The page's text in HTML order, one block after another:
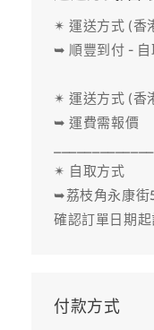
✴ 運送方式 (香
➥ 順豐到付 -
✴ 運送方式 (香
➥ 運費需報價
✴ 自取方式
➥荔枝角永康街
確認訂單日期
付款方式